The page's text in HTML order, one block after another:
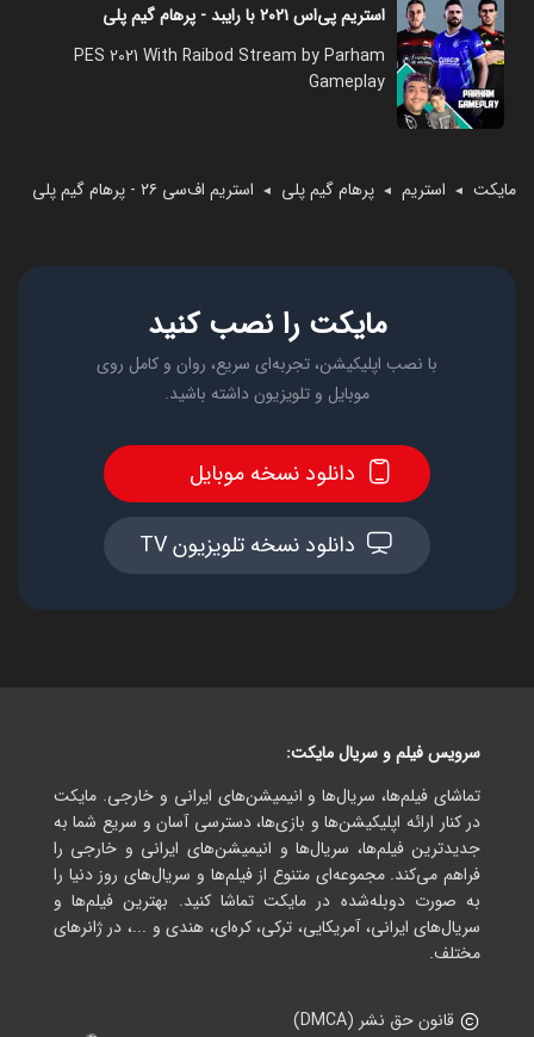
استریم پی‌اس ۲۰۲۱ با رایبد - پرهام گیم پلی
PES 2021 With Raibod Stream by Parham
Gameplay
مایکت ◄ استریم ◄ پرهام گیم پلی ◄ استریم اف‌سی ۲۶ - پرهام گیم پلی
مایکت را نصب کنید
با نصب اپلیکیشن، تجربه‌ای سریع، روان و کامل روی
موبایل و تلویزیون داشته باشید.
دانلود نسخه موبایل
دانلود نسخه تلویزیون TV
سرویس فیلم و سریال مایکت:
تماشای فیلم‌ها، سریال‌ها و انیمیشن‌های ایرانی و خارجی. مایکت
در کنار ارائه اپلیکیشن‌ها و بازی‌ها، دسترسی آسان و سریع شما به
جدیدترین فیلم‌ها، سریال‌ها و انیمیشن‌های ایرانی و خارجی را
فراهم می‌کند. مجموعه‌ای متنوع از فیلم‌ها و سریال‌های روز دنیا را
به صورت دوبله‌شده در مایکت تماشا کنید. بهترین فیلم‌ها و
سریال‌های ایرانی، آمریکایی، ترکی، کره‌ای، هندی و ...، در ژانرهای
مختلف.
قانون حق نشر (DMCA)